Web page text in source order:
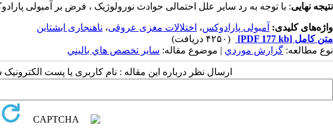
نتیجه نهایی: با توجه به رد سایر علل احتمالی حوادث نورولوژیک ، فرض بر آمبولی
واژه‌های کلیدی: آمبولی پارادوکس، اختلالات مغزی عروقی، ناهنجاری ابشتاین
متن کامل [PDF 177 kb]
(۴۲۵۰ دریافت)
نوع مطالعه: گزارش موردي | موضوع مقاله: سایر تخصص هاي باليني
ارسال نظر درباره این مقاله : نام کاربری یا پست